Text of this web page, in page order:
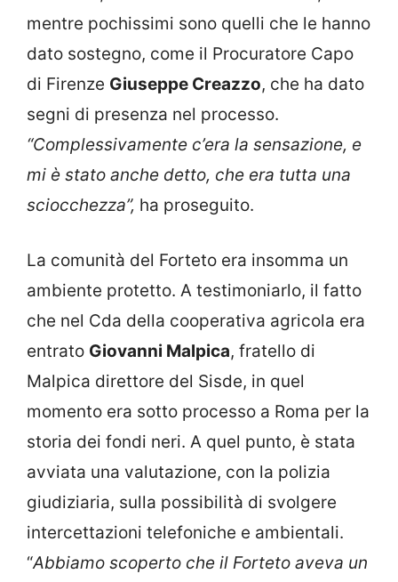
mentre pochissimi sono quelli che le hanno
dato sostegno, come il Procuratore Capo
di Firenze Giuseppe Creazzo, che ha dato
segni di presenza nel processo.
“Complessivamente c’era la sensazione, e
mi è stato anche detto, che era tutta una
sciocchezza”, ha proseguito.
La comunità del Forteto era insomma un
ambiente protetto. A testimoniarlo, il fatto
che nel Cda della cooperativa agricola era
entrato Giovanni Malpica, fratello di
Malpica direttore del Sisde, in quel
momento era sotto processo a Roma per la
storia dei fondi neri. A quel punto, è stata
avviata una valutazione, con la polizia
giudiziaria, sulla possibilità di svolgere
intercettazioni telefoniche e ambientali.
“Abbiamo scoperto che il Forteto aveva un